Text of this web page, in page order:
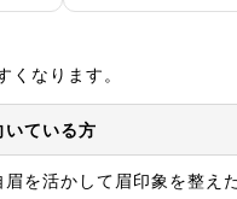
なります。
いている方
眉を活かして眉印象を整え